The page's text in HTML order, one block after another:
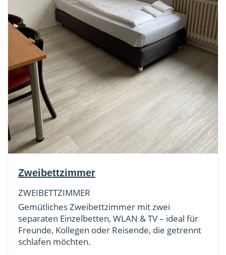
Zweibettzimmer
ZWEIBETTZIMMER
Gemütliches Zweibettzimmer mit zwei
separaten Einzelbetten, WLAN & TV – ideal für
Freunde, Kollegen oder Reisende, die getrennt
schlafen möchten.